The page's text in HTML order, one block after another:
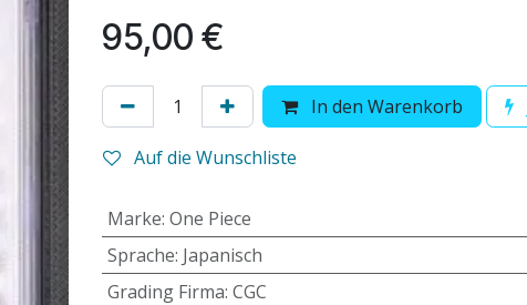
95,00 €
In den Warenkorb
Auf die Wunschliste
Marke: One Piece
Sprache: Japanisch
Grading Firma: CGC